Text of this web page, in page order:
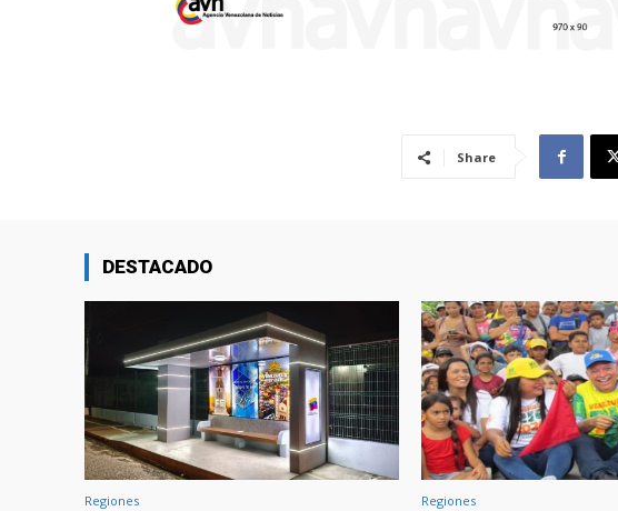
Share
DESTACADO
Regiones Regiones